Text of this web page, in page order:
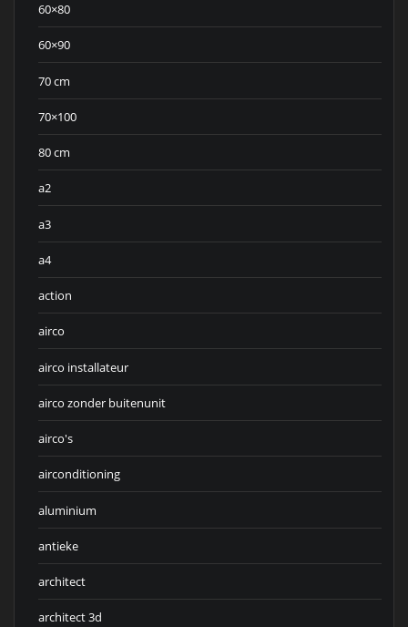
60×80
60×90
70 cm
70×100
80 cm
a2
a3
a4
action
airco
airco installateur
airco zonder buitenunit
airco's
airconditioning
aluminium
antieke
architect
architect 3d